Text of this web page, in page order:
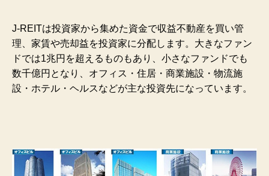
J-REITは投資家から集めた資金で収益不動産を買い管
理、家賃や売却益を投資家に分配します。大きなファン
ドでは1兆円を超えるものもあり、小さなファンドでも
数千億円となり、オフィス・住居・商業施設・物流施
設・ホテル・ヘルスなどが主な投資先になっています。